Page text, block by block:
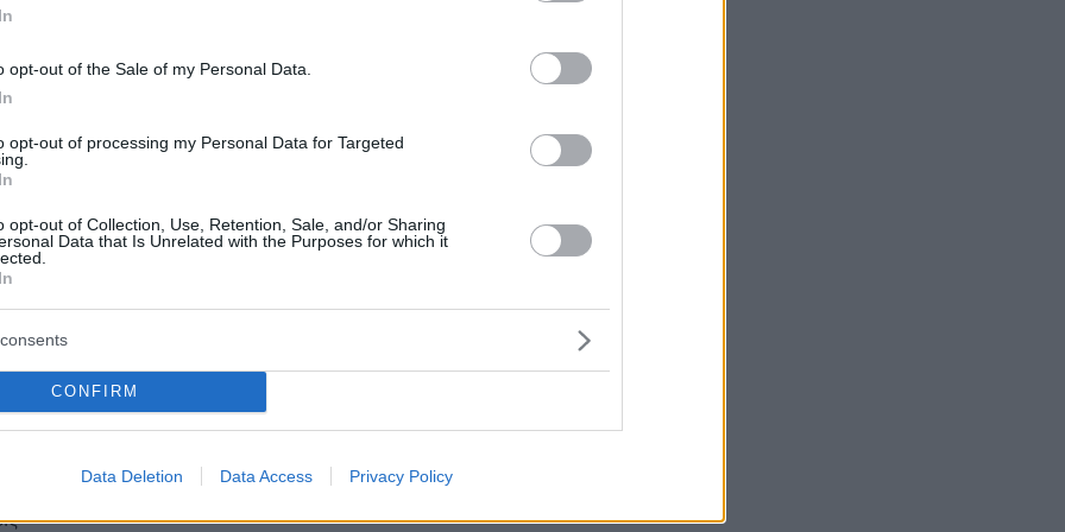
opt-out of the Sale of my Personal Data.
opt-out of processing my Personal Data for Targeted
opt-out of Collection, Use, Retention, Sale, and/or Sharing
Data that Is Unrelated with the Purposes for which it
CONFIRM
Data Deletion Data Access Privacy Policy
σε κτίριο στο κέντρο της Αθήνας -
«άγνωστο αντικείμενο» που παραβίασε
χώρο πάνω από τον Καναδά
Τουρκία: Οργή για τα «χάρτινα» κτίρια -
συλλήψεις για κακοτεχνίες
protothema.gr στο Google News
και μάθετε πρώτοι